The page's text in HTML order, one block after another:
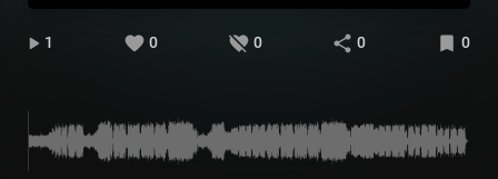
1 0 0 0 0